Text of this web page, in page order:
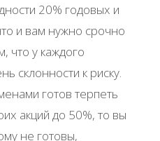
20% годовых и
и вам нужно срочно
что у каждого
склонности к риску.
готов терпеть
акций до 50%, то вы
не готовы,